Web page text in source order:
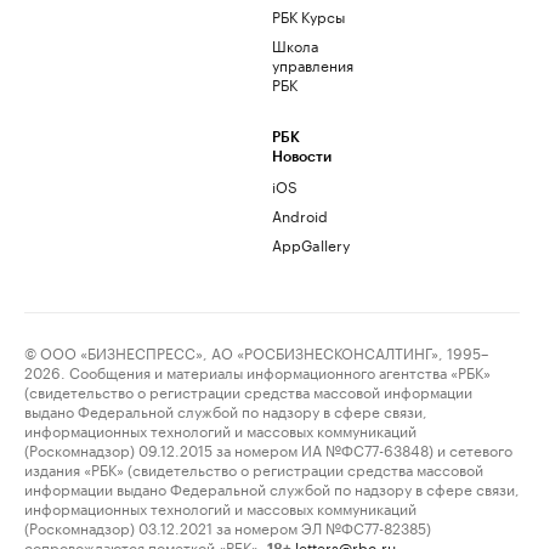
РБК Курсы
Школа
управления
РБК
РБК
Новости
iOS
Android
AppGallery
© ООО «БИЗНЕСПРЕСС», АО «РОСБИЗНЕСКОНСАЛТИНГ», 1995–
2026. Сообщения и материалы информационного агентства «РБК»
(свидетельство о регистрации средства массовой информации
выдано Федеральной службой по надзору в сфере связи,
информационных технологий и массовых коммуникаций
(Роскомнадзор) 09.12.2015 за номером ИА №ФС77-63848) и сетевого
издания «РБК» (свидетельство о регистрации средства массовой
информации выдано Федеральной службой по надзору в сфере связи,
информационных технологий и массовых коммуникаций
(Роскомнадзор) 03.12.2021 за номером ЭЛ №ФС77-82385)